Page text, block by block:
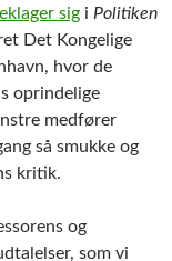
sig i Politiken
Det Kongelige
hvor de
oprindelige
medfører
så smukke og
kritik.
og
som vi